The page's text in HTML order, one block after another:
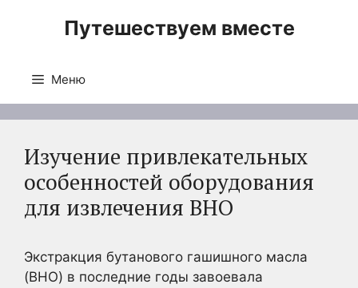
Путешествуем вместе
Меню
Изучение привлекательных
особенностей оборудования
для извлечения BHO
Экстракция бутанового гашишного масла
(BHO) в последние годы завоевала